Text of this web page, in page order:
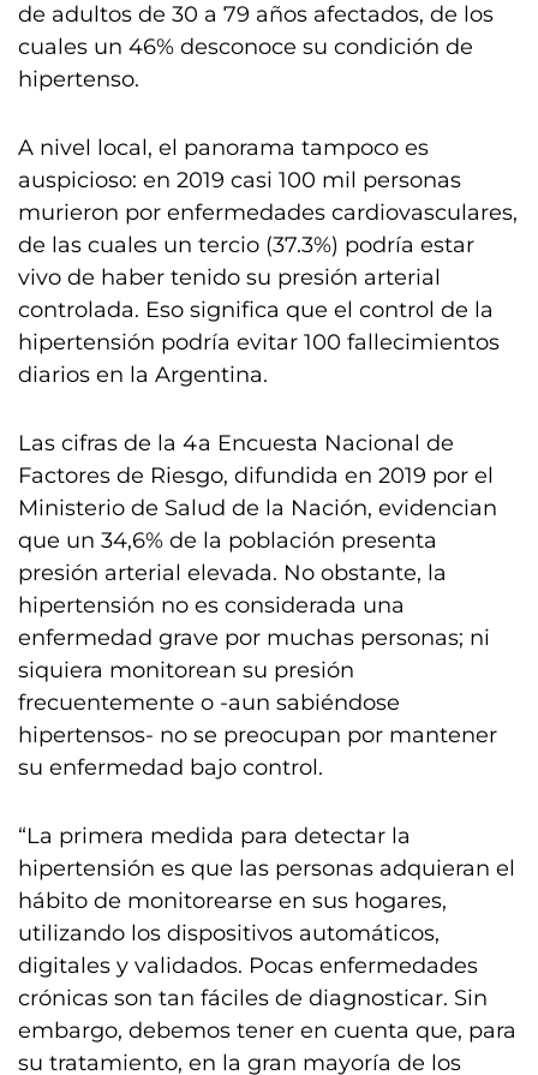
de adultos de 30 a 79 años afectados, de los
cuales un 46% desconoce su condición de
hipertenso.
A nivel local, el panorama tampoco es
auspicioso: en 2019 casi 100 mil personas
murieron por enfermedades cardiovasculares,
de las cuales un tercio (37.3%) podría estar
vivo de haber tenido su presión arterial
controlada. Eso significa que el control de la
hipertensión podría evitar 100 fallecimientos
diarios en la Argentina.
Las cifras de la 4a Encuesta Nacional de
Factores de Riesgo, difundida en 2019 por el
Ministerio de Salud de la Nación, evidencian
que un 34,6% de la población presenta
presión arterial elevada. No obstante, la
hipertensión no es considerada una
enfermedad grave por muchas personas; ni
siquiera monitorean su presión
frecuentemente o -aun sabiéndose
hipertensos- no se preocupan por mantener
su enfermedad bajo control.
“La primera medida para detectar la
hipertensión es que las personas adquieran el
hábito de monitorearse en sus hogares,
utilizando los dispositivos automáticos,
digitales y validados. Pocas enfermedades
crónicas son tan fáciles de diagnosticar. Sin
embargo, debemos tener en cuenta que, para
su tratamiento, en la gran mayoría de los